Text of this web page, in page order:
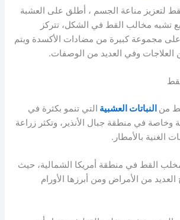
لتعزيز مناعة الجسم ، أطلق على العشبة
تشبه مخالب القط في الشكل، تتركز
على مجموعة كبيرة من مضادات الأكسدة ويتم
العلاجات وفي العديد من الوصفات.
من النباتات العشبية التي تنمو بكثرة في
وخاصة في منطقة جبال الأنذير، وتكثر زراعة
الغنية بالأمطار.
القط في منطقة أمريكا الشمالية، حيث
من الأمراض ومن أبرزها الأورام